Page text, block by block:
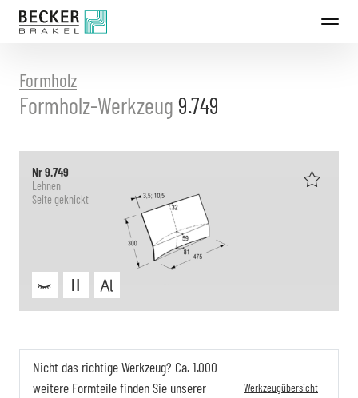
Direkt
Formholz
Formholz-Werkzeug 9.749
Nr 9.749
Lehnen
Seite geknickt
Nicht das richtige Werkzeug? Ca. 1.000
weitere Formteile finden Sie unserer
Werkzeugübersicht